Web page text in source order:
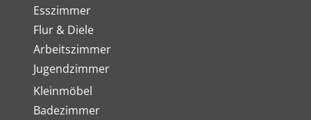
Esszimmer
Flur & Diele
Arbeitszimmer
Jugendzimmer
Kleinmöbel
Badezimmer